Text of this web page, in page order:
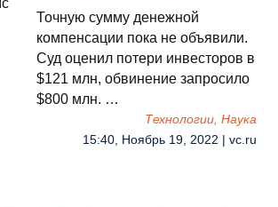
Точную сумму денежной
компенсации пока не объявили.
Суд оценил потери инвесторов в
$121 млн, обвинение запросило
$800 млн. …
Технологии, Наука
15:40, Ноябрь 19, 2022 | vc.ru